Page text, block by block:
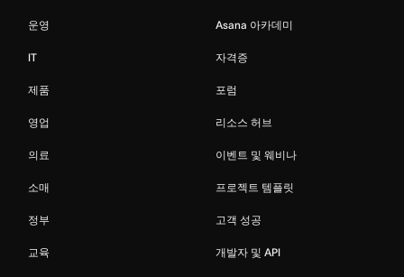
운영
IT
제품
영업
의료
소매
정부
교육
Asana 아카데미
자격증
포럼
리소스 허브
이벤트 및 웨비나
프로젝트 템플릿
고객 성공
개발자 및 API